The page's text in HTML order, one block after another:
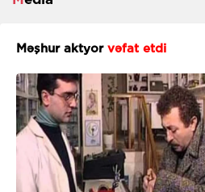
Məşhur aktyor vəfat etdi